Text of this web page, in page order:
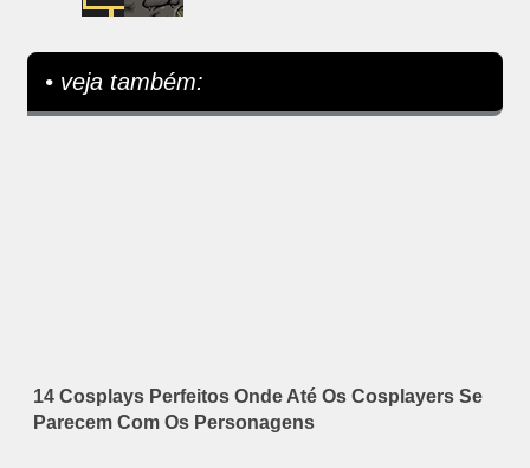
• veja também:
14 Cosplays Perfeitos Onde Até Os Cosplayers Se
Parecem Com Os Personagens